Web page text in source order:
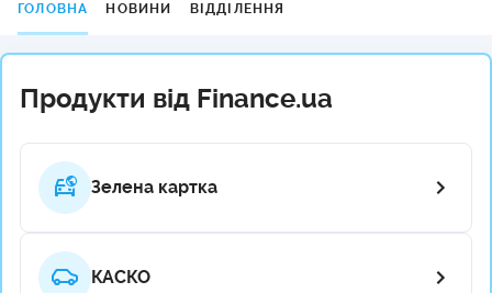
ГОЛОВНА НОВИНИ ВІДДІЛЕННЯ
Продукти від Finance.ua
Зелена картка
КАСКО